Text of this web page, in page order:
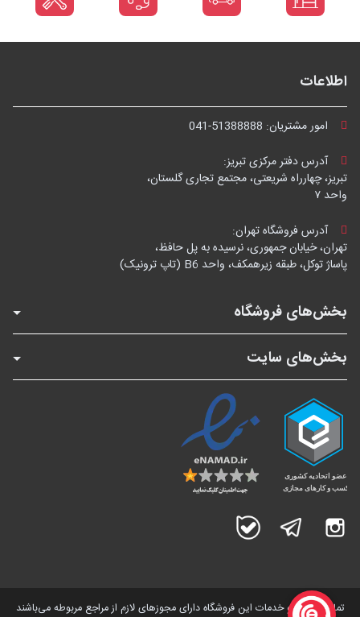
اطلاعات
امور مشتریان: 041-51388888
آدرس دفتر مرکزی تبریز:
تبریز، چهارراه شریعتی، مجتمع تجاری گلستان،
واحد ۷
آدرس فروشگاه تهران:
تهران، خیابان جمهوری، نرسیده به پل حافظ،
پاساژ توکل، طبقه زیرهمکف، واحد B6 (تاپ ترونیک)
بخش‌های فروشگاه
بخش‌های سایت
اینستاگرام تلگرام
تمامی کالاها و خدمات این فروشگاه دارای مجوز‌های لازم از مراجع مربوطه می‌باشند